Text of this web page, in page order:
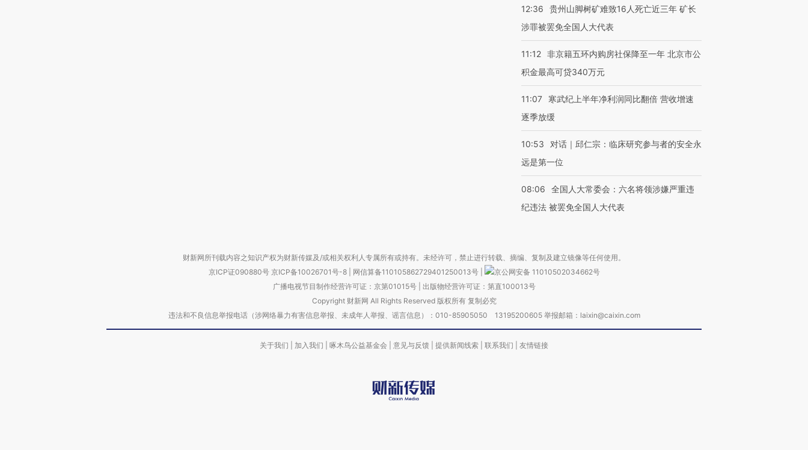
12:36
贵州山脚树矿难致16人死亡近三年 矿长
涉罪被罢免全国人大代表
11:12 非京籍五环内购房社保降至一年 北京市公
积金最高可贷340万元
11:07
寒武纪上半年净利润同比翻倍 营收增速
逐季放缓
10:53
对话｜邱仁宗：临床研究参与者的安全永
远是第一位
08:06
全国人大常委会：六名将领涉嫌严重违
纪违法 被罢免全国人大代表
财新网所刊载内容之知识产权为财新传媒及/或相关权利人专属所有或持有。未经许可，禁止进行转载、摘编、复制及建立镜像等任何使用。
京ICP证090880号 京ICP备10026701号-8 网信算备110105862729401250013号
京公网安备 11010502034662号
广播电视节目制作经营许可证：京第01015号| 出版物经营许可证：第直100013号
Copyright 财新网 All Rights Reserved 版权所有 复制必究
违法和不良信息举报电话（涉网络暴力有害信息举报、未成年人举报、谣言信息）：010-85905050 13195200605 举报邮箱：laixin@caixin.com
关于我们 加入我们 啄木鸟公益基金会 意见与反馈 提供新闻线索 联系我们 友情链接